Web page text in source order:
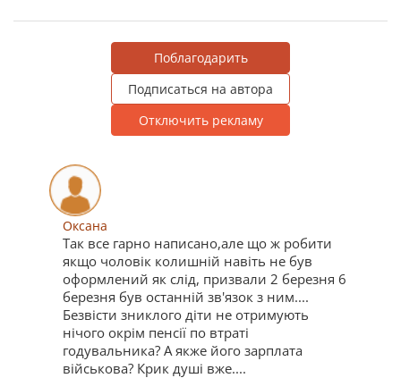
Поблагодарить
Подписаться на автора
Отключить рекламу
Оксана
Так все гарно написано,але що ж робити
якщо чоловік колишній навіть не був
оформлений як слід, призвали 2 березня 6
березня був останній зв'язок з ним....
Безвісти зниклого діти не отримують
нічого окрім пенсії по втраті
годувальника? А якже його зарплата
військова? Крик душі вже....